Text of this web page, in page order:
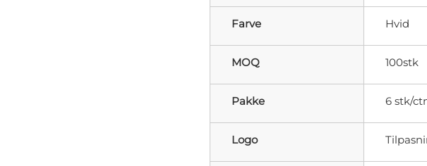
Farve Hvid
MOQ 100stk
Pakke 6 stk/
Logo